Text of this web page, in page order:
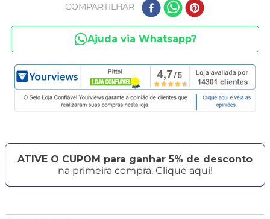
COMPARTILHAR
Ajuda via Whatsapp?
ATIVE O CUPOM para ganhar 5% de desconto
na primeira compra. Clique aqui!